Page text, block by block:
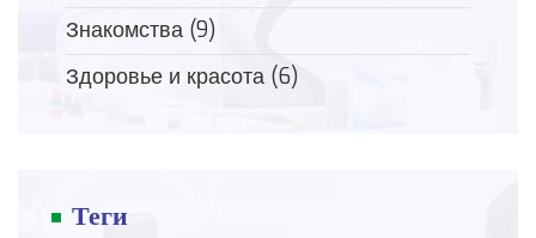
Знакомства (9)
Здоровье и красота (6)
Теги